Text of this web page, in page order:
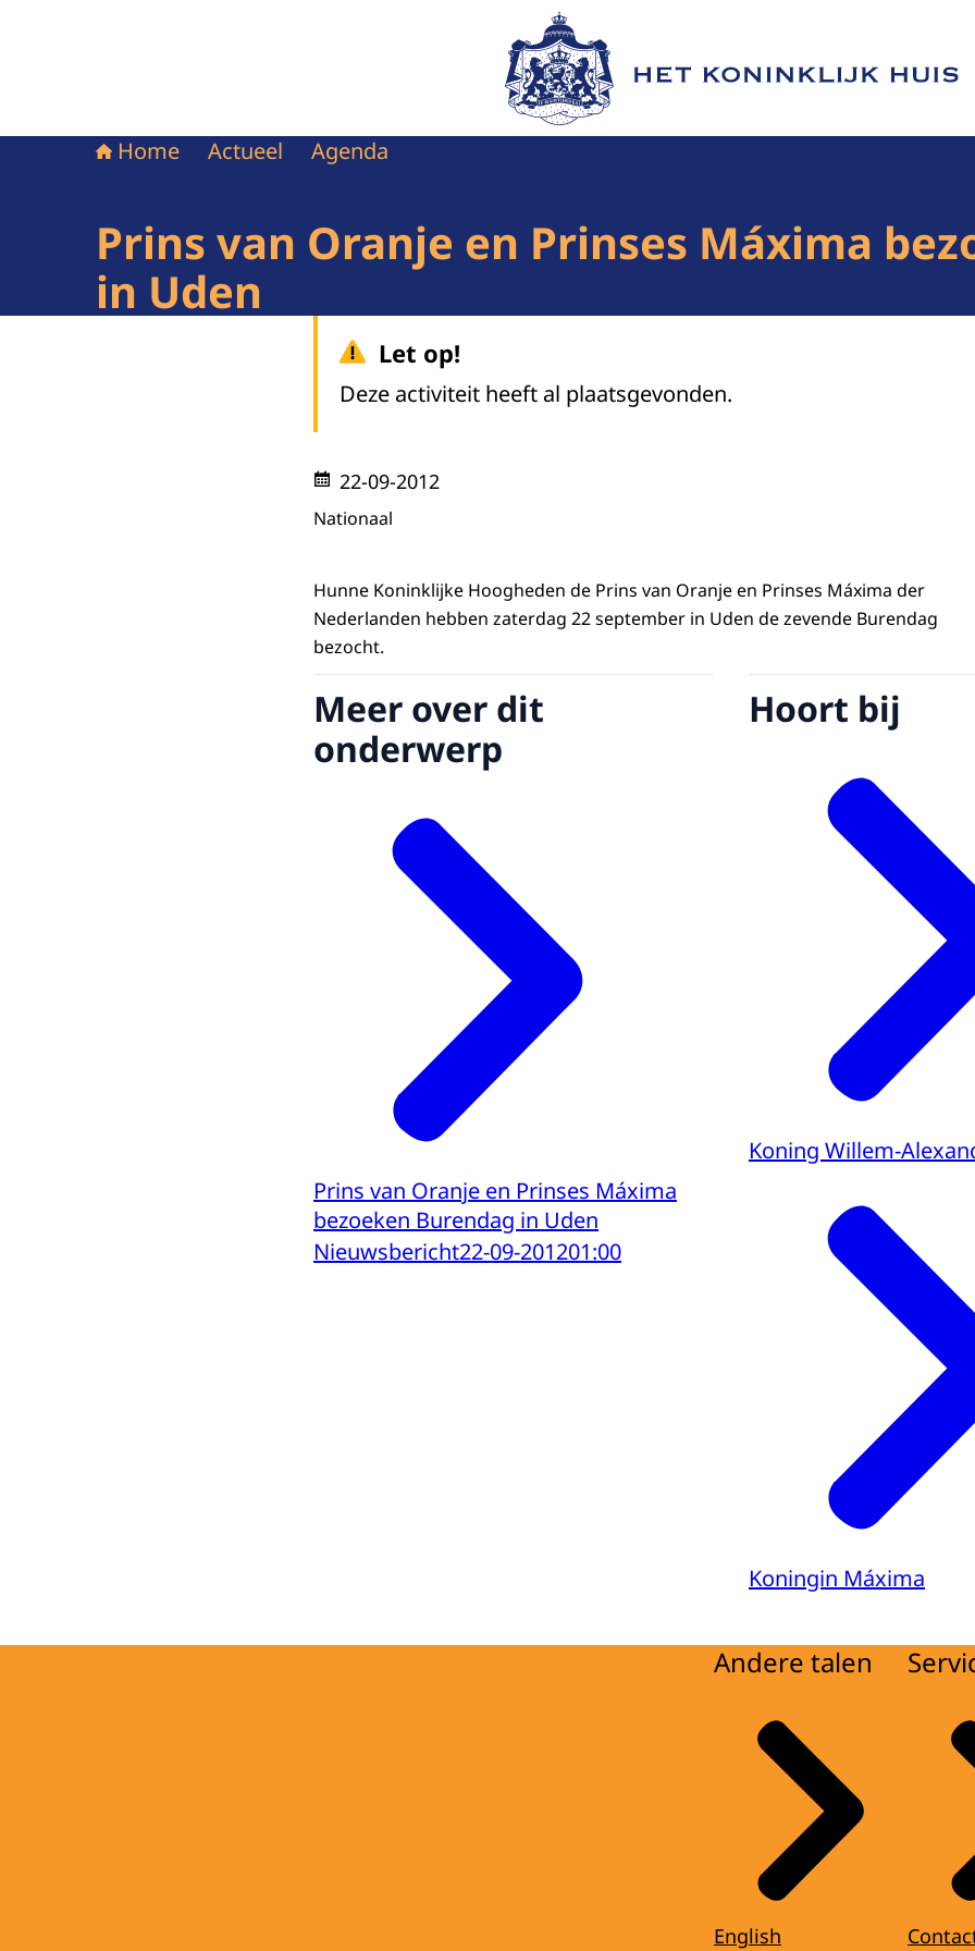
Naar de homepage van Het Koninklijk Huis
Home Actueel Agenda
Prins van Oranje en Prinses Máxima
in Uden
Let op!
Deze activiteit heeft al plaatsgevonden.
22-09-2012
Nationaal
Hunne Koninklijke Hoogheden de Prins van Oranje en Prinses Máxima der
Nederlanden hebben zaterdag 22 september in Uden de zevende Burendag
bezocht.
Meer over dit
onderwerp
Prins van Oranje en Prinses Máxima
bezoeken Burendag in Uden
Nieuwsbericht22-09-201201:00
Hoort bij
Koning Willem-
Koningin Máxima
Andere talen
English